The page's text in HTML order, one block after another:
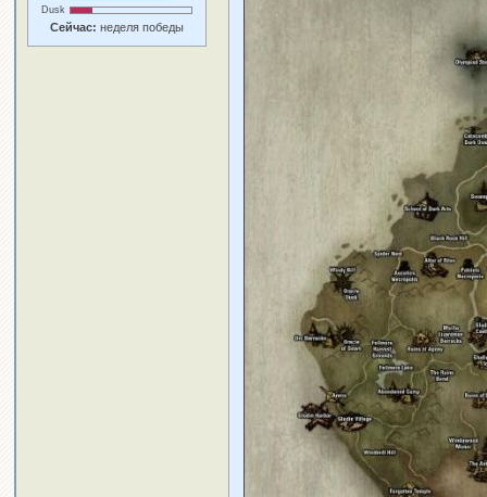
Dusk
Сейчас: неделя победы